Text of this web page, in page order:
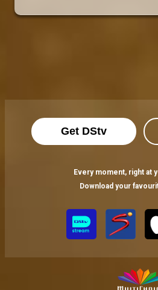
Get DStv
Every moment, right at
Download your